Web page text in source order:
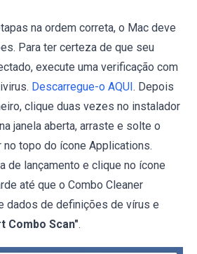
na ordem correta, o Mac deve
Para ter certeza de que seu
execute uma verificação com
Descarregue-o AQUI . Depois
clique duas vezes no instalador
janela aberta, arraste e solte o
no topo do ícone Applications.
de lançamento e clique no ícone
até que o Combo Cleaner
dados de definições de vírus e
Combo Scan".